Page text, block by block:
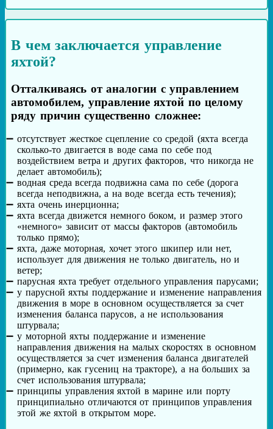
В чем заключается управление
яхтой?
Отталкиваясь от аналогии с управлением
автомобилем, управление яхтой по целому
ряду причин существенно сложнее:
отсутствует жесткое сцепление со средой (яхта всегда
сколько-то двигается в воде сама по себе под
воздействием ветра и других факторов, что никогда не
делает автомобиль);
водная среда всегда подвижна сама по себе (дорога
всегда неподвижна, а на воде всегда есть течения);
яхта очень инерционна;
яхта всегда движется немного боком, и размер этого
«немного» зависит от массы факторов (автомобиль
только прямо);
яхта, даже моторная, хочет этого шкипер или нет,
использует для движения не только двигатель, но и
ветер;
парусная яхта требует отдельного управления парусами;
у парусной яхты поддержание и изменение направления
движения в море в основном осуществляется за счет
изменения баланса парусов, а не использования
штурвала;
у моторной яхты поддержание и изменение
направления движения на малых скоростях в основном
осуществляется за счет изменения баланса двигателей
(примерно, как гусениц на тракторе), а на больших за
счет использования штурвала;
принципы управления яхтой в марине или порту
принципиально отличаются от принципов управления
этой же яхтой в открытом море.